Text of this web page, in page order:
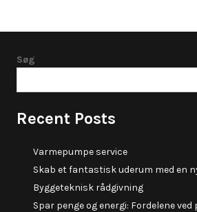
Søg
Recent Posts
Varmepumpe service
Skab et fantastisk uderum med en
Byggeteknisk rådgivning
Spar penge og energi: Fordelene